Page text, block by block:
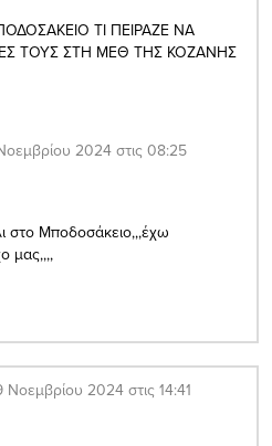
ΤΙ ΠΕΙΡΑΖΕ ΝΑ
ΤΟΥΣ ΣΤΗ ΜΕΘ ΤΗΣ ΚΟΖΑΝΗΣ
2024 στις 08:25
στο Μποδοσάκειο,,,έχω
μας,,,,
Νοεμβρίου 2024 στις 14:41